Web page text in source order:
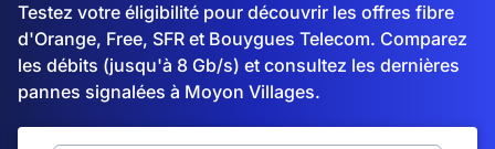
Testez votre éligibilité pour découvrir les offres fibre
d'Orange, Free, SFR et Bouygues Telecom. Comparez
les débits (jusqu'à 8 Gb/s) et consultez les dernières
pannes signalées à Moyon Villages.